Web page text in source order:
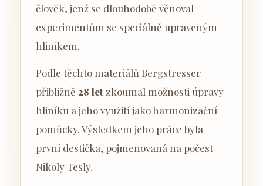
člověk, jenž se dlouhodobě věnoval
experimentům se speciálně upraveným
hliníkem.
Podle těchto materiálů Bergstresser
přibližně 28 let zkoumal možnosti úpravy
hliníku a jeho využití jako harmonizační
pomůcky. Výsledkem jeho práce byla
první destička, pojmenovaná na počest
Nikoly Tesly.